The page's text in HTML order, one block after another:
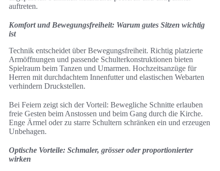
auftreten.
Komfort und Bewegungsfreiheit: Warum gutes Sitzen wichtig
ist
Technik entscheidet über Bewegungsfreiheit. Richtig platzierte
Armöffnungen und passende Schulterkonstruktionen bieten
Spielraum beim Tanzen und Umarmen. Hochzeitsanzüge für
Herren mit durchdachtem Innenfutter und elastischen Webarten
verhindern Druckstellen.
Bei Feiern zeigt sich der Vorteil: Bewegliche Schnitte erlauben
freie Gesten beim Anstossen und beim Gang durch die Kirche.
Enge Ärmel oder zu starre Schultern schränken ein und erzeugen
Unbehagen.
Optische Vorteile: Schmaler, grösser oder proportionierter
wirken